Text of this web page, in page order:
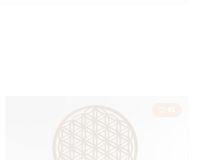
Láska
Mapa